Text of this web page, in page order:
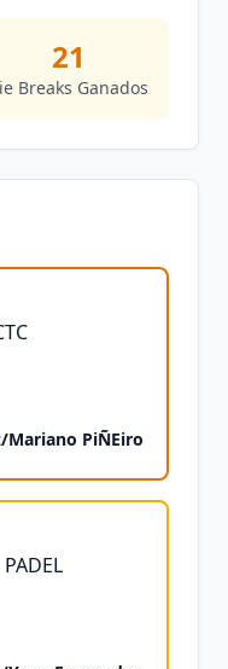
21
Breaks Ganados
/Mariano PiÑEiro